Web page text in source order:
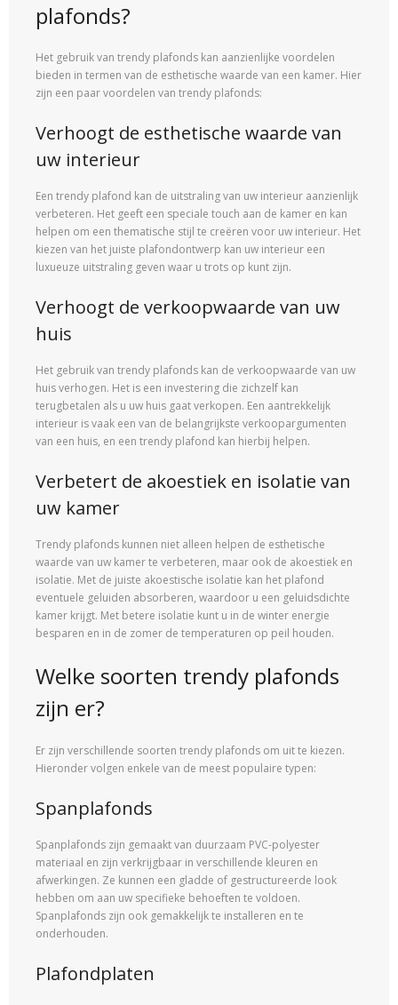
plafonds?
Het gebruik van trendy plafonds kan aanzienlijke voordelen
bieden in termen van de esthetische waarde van een kamer. Hier
zijn een paar voordelen van trendy plafonds:
Verhoogt de esthetische waarde van
uw interieur
Een trendy plafond kan de uitstraling van uw interieur aanzienlijk
verbeteren. Het geeft een speciale touch aan de kamer en kan
helpen om een ​​thematische stijl te creëren voor uw interieur. Het
kiezen van het juiste plafondontwerp kan uw interieur een
luxueuze uitstraling geven waar u trots op kunt zijn.
Verhoogt de verkoopwaarde van uw
huis
Het gebruik van trendy plafonds kan de verkoopwaarde van uw
huis verhogen. Het is een investering die zichzelf kan
terugbetalen als u uw huis gaat verkopen. Een aantrekkelijk
interieur is vaak een van de belangrijkste verkoopargumenten
van een huis, en een trendy plafond kan hierbij helpen.
Verbetert de akoestiek en isolatie van
uw kamer
Trendy plafonds kunnen niet alleen helpen de esthetische
waarde van uw kamer te verbeteren, maar ook de akoestiek en
isolatie. Met de juiste akoestische isolatie kan het plafond
eventuele geluiden absorberen, waardoor u een geluidsdichte
kamer krijgt. Met betere isolatie kunt u in de winter energie
besparen en in de zomer de temperaturen op peil houden.
Welke soorten trendy plafonds
zijn er?
Er zijn verschillende soorten trendy plafonds om uit te kiezen.
Hieronder volgen enkele van de meest populaire typen:
Spanplafonds
Spanplafonds zijn gemaakt van duurzaam PVC-polyester
materiaal en zijn verkrijgbaar in verschillende kleuren en
afwerkingen. Ze kunnen een gladde of gestructureerde look
hebben om aan uw specifieke behoeften te voldoen.
Spanplafonds zijn ook gemakkelijk te installeren en te
onderhouden.
Plafondplaten